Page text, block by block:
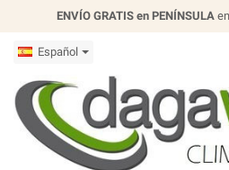
ENVÍO GRATIS en PENÍNSULA
Español